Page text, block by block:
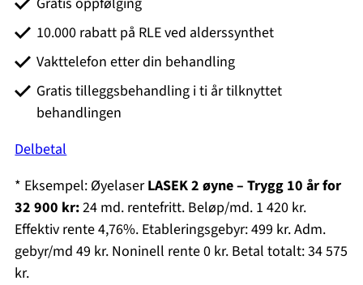
10.000 rabatt på RLE ved alderssynthet
Vakttelefon etter din behandling
Gratis tilleggsbehandling i ti år tilknyttet
behandlingen
Delbetal
* Eksempel: ØyelaserLASEK 2 øyne – Trygg 10 år for
32 900 kr:24 md. rentefritt. Beløp/md. 1 420 kr.
Effektiv rente 4,76%. Etableringsgebyr: 499 kr. Adm.
gebyr/md 49 kr. Noninell rente 0 kr. Betal totalt: 34 575
kr.